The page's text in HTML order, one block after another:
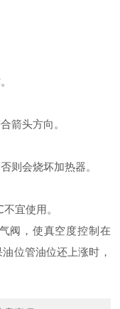
箭头方向。
会烧坏加热器。
宜使用。
，使真空度控制在
位管油位还上涨时，